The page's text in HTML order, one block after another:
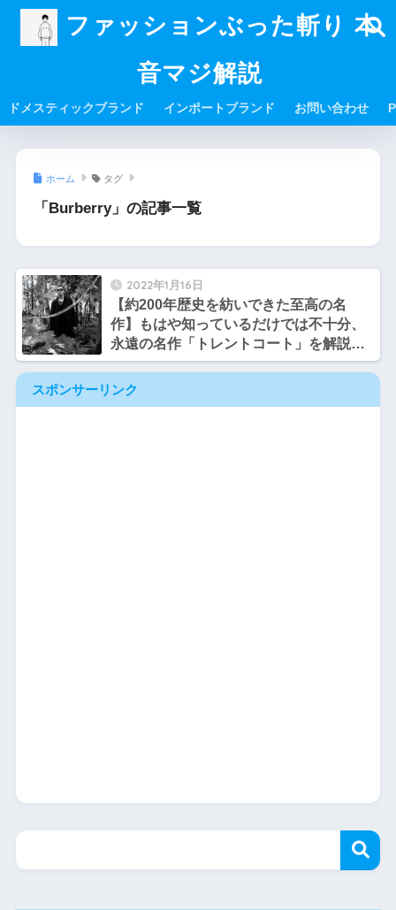
ファッションぶった斬り 本
音マジ解説
ドメスティックブランド インポートブランド お問い合わせ
ホーム タグ
「Burberry」の記事一覧
2022年1月16日
【約200年歴史を紡いできた至高の名
作】もはや知っているだけでは不十分、
永遠の名作「トレントコート」を解説
【サトシとヒロシのファッション談義】
スポンサーリンク